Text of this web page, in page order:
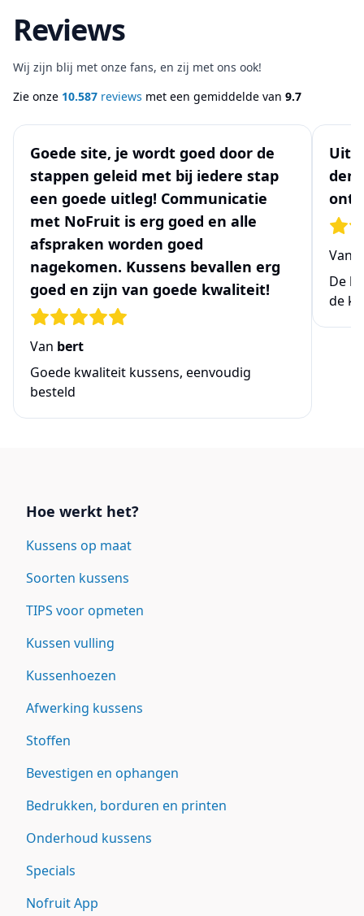
Reviews
Wij zijn blij met onze fans, en zij met ons ook!
Zie onze 10.587 reviews met een gemiddelde van 9.7
Goede site, je wordt goed door de
stappen geleid met bij iedere stap
een goede uitleg! Communicatie
met NoFruit is erg goed en alle
afspraken worden goed
nagekomen. Kussens bevallen erg
goed en zijn van goede kwaliteit!
Van bert
Goede kwaliteit kussens, eenvoudig
besteld
Van
De
de
Hoe werkt het?
Kussens op maat
Soorten kussens
TIPS voor opmeten
Kussen vulling
Kussenhoezen
Afwerking kussens
Stoffen
Bevestigen en ophangen
Bedrukken, borduren en printen
Onderhoud kussens
Specials
Nofruit App